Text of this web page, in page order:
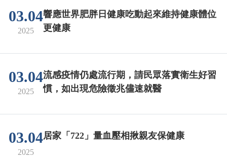
03.04
2025
響應世界肥胖日健康吃動起來維持健康體位
更健康
03.04
2025
流感疫情仍處流行期，請民眾落實衛生好習
慣，如出現危險徵兆儘速就醫
03.04
2025
居家「722」量血壓相揪親友保健康